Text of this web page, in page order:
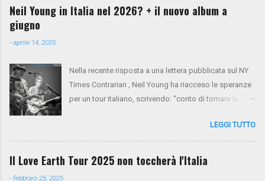
(tastiere), Micah Nelson (chitarra, cori), Corey
vendita generale sarà aperta tramite Ticketone . Ecco
il tour completo:
Neil Young in Italia nel 2026? + il nuovo album a
giugno
- aprile 14, 2025
Nella recente risposta a una lettera pubblicata sul NY
Times Contrarian , Neil Young ha riacceso le speranze
per un tour italiano, scrivendo: "conto di tornare la
Non resta che aspettare e sperare. Intanto, il nuovo
album Talking To The Trees è previsto per il 13 giugno.
LEGGI TUTTO
Il Love Earth Tour 2025 non toccherà l'Italia
- febbraio 25, 2025